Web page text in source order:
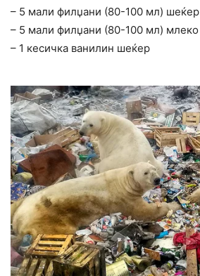
– 5 мали филџани (80-100 мл) шеќер
– 5 мали филџани (80-100 мл) млеко
– 1 кесичка ванилин шеќер